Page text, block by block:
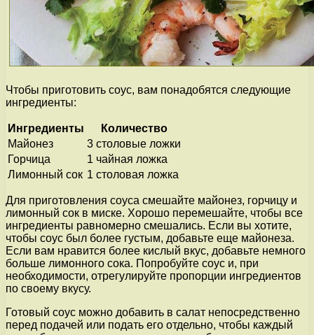
Чтобы приготовить соус, вам понадобятся следующие
ингредиенты:
Ингредиенты
Количество
Майонез
3 столовые ложки
Горчица
1 чайная ложка
Лимонный сок 1 столовая ложка
Для приготовления соуса смешайте майонез, горчицу и
лимонный сок в миске. Хорошо перемешайте, чтобы все
ингредиенты равномерно смешались. Если вы хотите,
чтобы соус был более густым, добавьте еще майонеза.
Если вам нравится более кислый вкус, добавьте немного
больше лимонного сока. Попробуйте соус и, при
необходимости, отрегулируйте пропорции ингредиентов
по своему вкусу.
Готовый соус можно добавить в салат непосредственно
перед подачей или подать его отдельно, чтобы каждый